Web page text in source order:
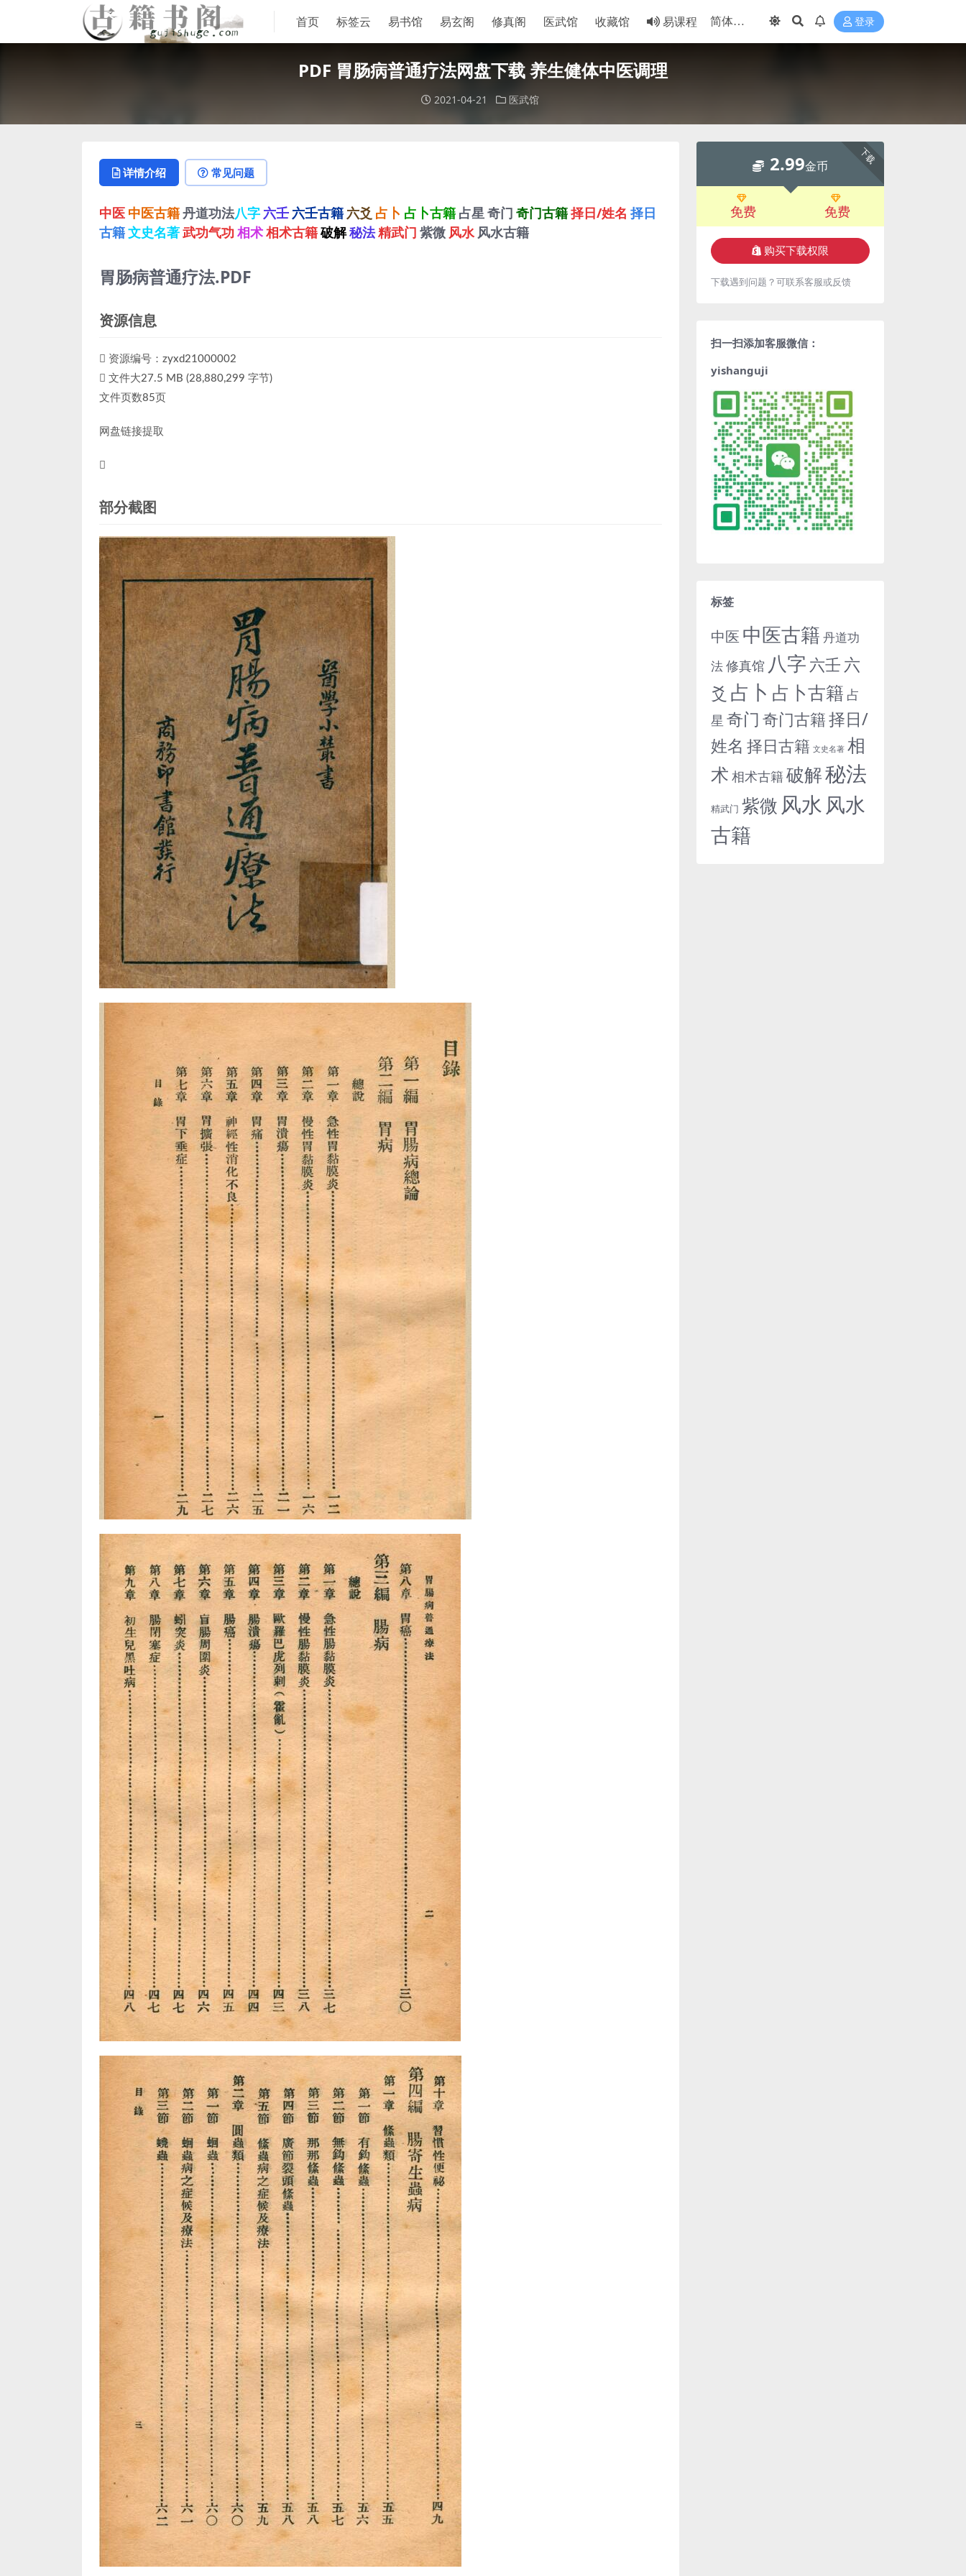
首页 标签云 易书馆 易玄阁 修真阁 医武馆 收藏馆 易课程 登录
PDF 胃肠病普通疗法网盘下载 养生健体中医调理
2021-04-21 医武馆
详情介绍 常见问题
中医 中医古籍丹道功法八字 六壬 六壬古籍 六爻 占卜 占卜古籍 占星奇门 奇门古籍择日/姓名 择日
古籍文史名著武功气功 相术相术古籍破解秘法精武门 紫微 风水 风水古籍
胃肠病普通疗法.PDF
资源信息
资源编号：zyxd21000002
文件大27.5 MB (28,880,299 字节)
文件页数85页
网盘链接提取
部分截图
下载
2.99金币
免费 免费
购买下载权限
下载遇到问题？可联系客服或反馈
扫一扫添加客服微信：
yishanguji
标签
中医 中医古籍 丹道功
法修真馆 八字 六壬 六
爻 占卜 占卜古籍 占
星 奇门 奇门古籍择日/
姓名 择日古籍 文史名著 相
术 相术古籍破解秘法
精武门 紫微 风水 风水
古籍